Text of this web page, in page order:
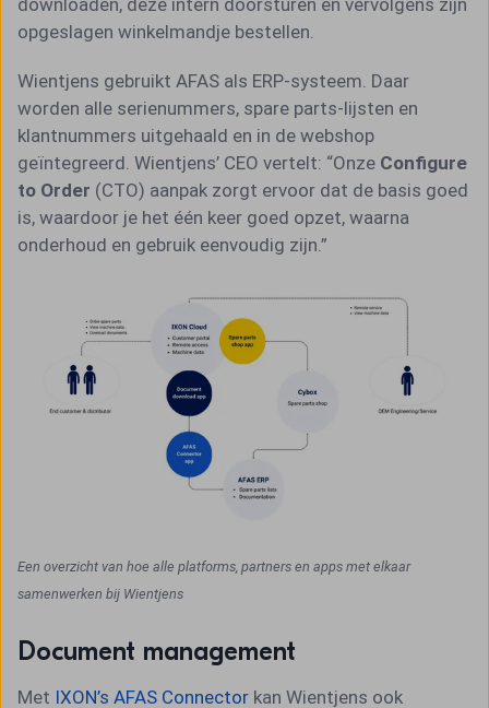
opgeslagen winkelmandje bestellen.
Wientjens gebruikt AFAS als ERP-systeem. Daar
worden alle serienummers, spare parts-lijsten en
klantnummers uitgehaald en in de webshop
geïntegreerd. Wientjens’ CEO vertelt: “Onze Configure
to Order (CTO) aanpak zorgt ervoor dat de basis goed
is, waardoor je het één keer goed opzet, waarna
onderhoud en gebruik eenvoudig zijn.”
Een overzicht van hoe alle platforms, partners en apps met elkaar
samenwerken bij Wientjens
Document management
Met IXON’s AFAS Connector kan Wientjens ook